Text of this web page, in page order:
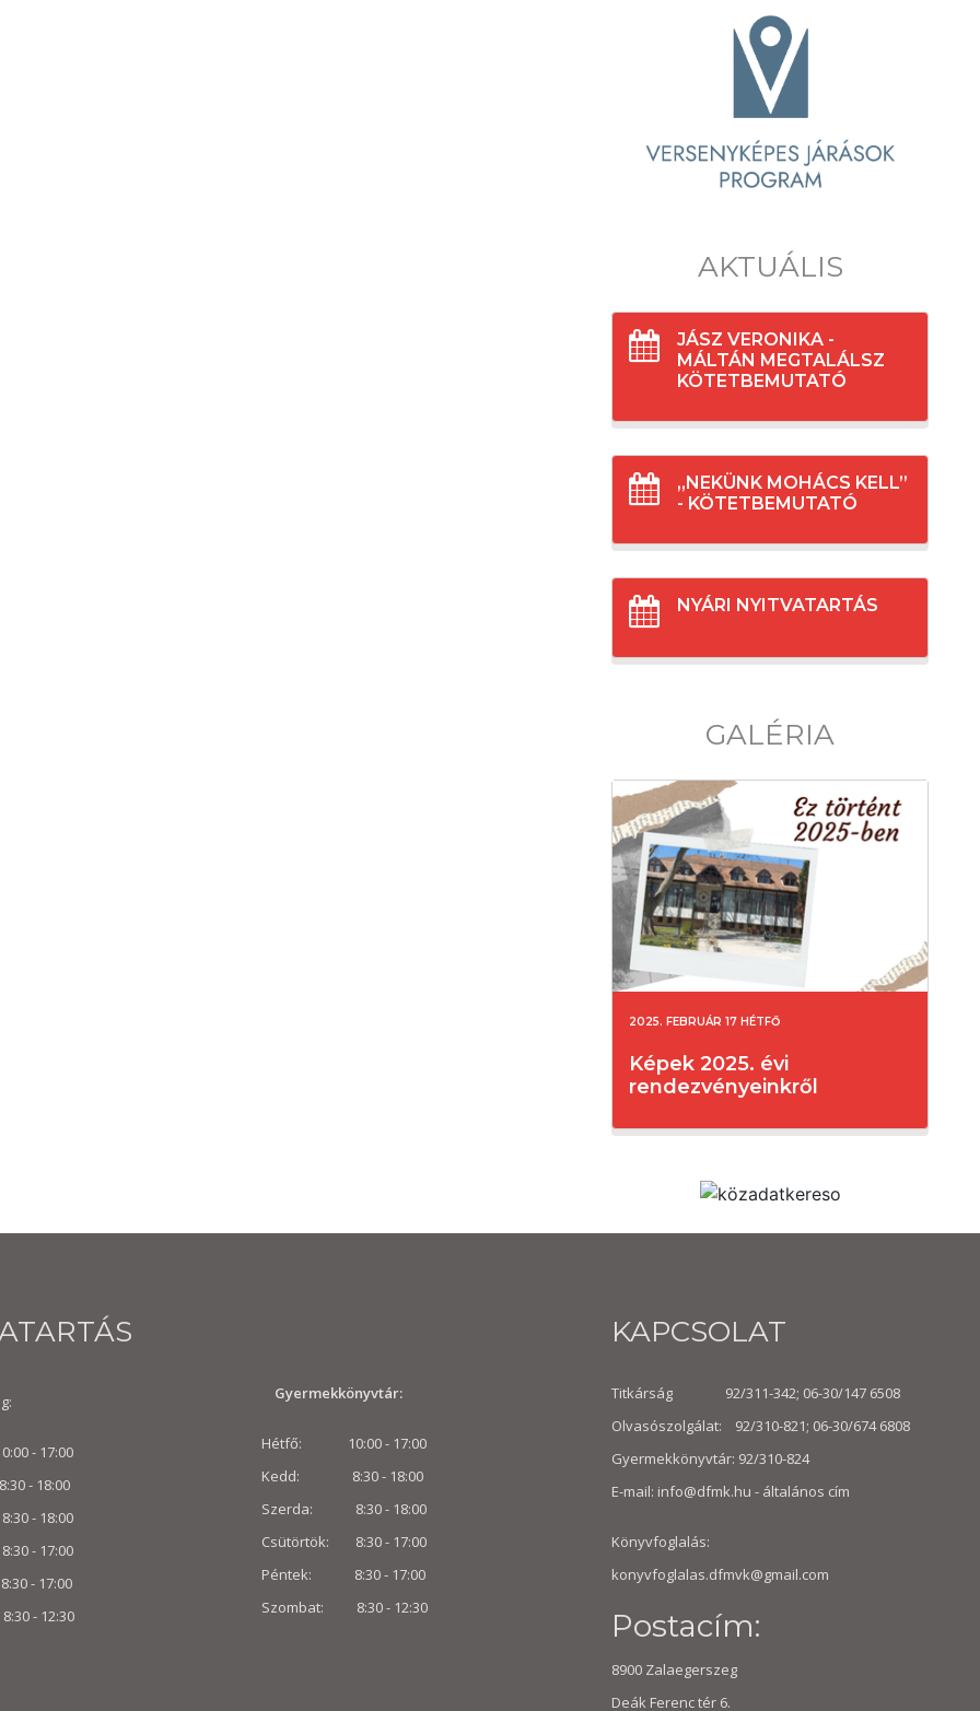
AKTUÁLIS
JÁSZ VERONIKA -
MÁLTÁN MEGTALÁLSZ
KÖTETBEMUTATÓ
„NEKÜNK MOHÁCS KELL”
- KÖTETBEMUTATÓ
NYÁRI NYITVATARTÁS
GALÉRIA
2025. FEBRUÁR 17 HÉTFŐ
Képek 2025. évi
rendezvényeinkről
- 17:00
- 18:00
- 18:00
- 17:00
- 17:00
- 12:30
Gyermekkönyvtár:
Hétfő: 10:00 - 17:00
Kedd: 8:30 - 18:00
Szerda: 8:30 - 18:00
Csütörtök: 8:30 - 17:00
Péntek: 8:30 - 17:00
Szombat: 8:30 - 12:30
KAPCSOLAT
Titkárság 92/311-342; 06-30/147 6508
Olvasószolgálat: 92/310-821; 06-30/674 6808
Gyermekkönyvtár: 92/310-824
E-mail: info@dfmk.hu - általános cím
Könyvfoglalás:
konyvfoglalas.dfmvk@gmail.com
Postacím:
8900 Zalaegerszeg
Deák Ferenc tér 6.